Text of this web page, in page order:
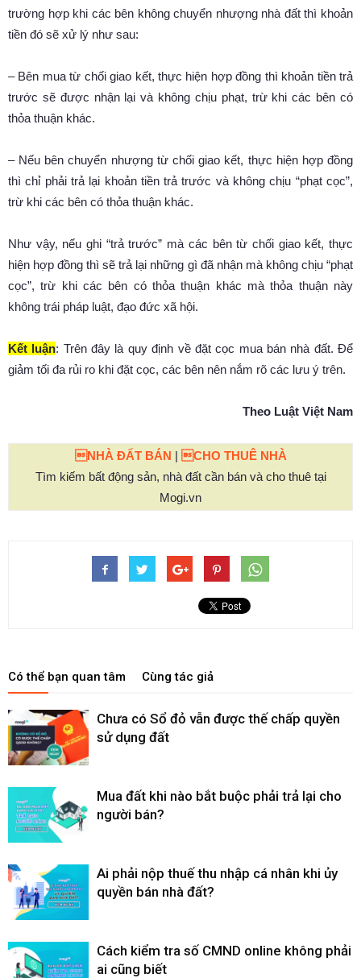
trường hợp khi các bên không chuyển nhượng nhà đất thì khoản
tiền đó sẽ xử lý như sau:
– Bên mua từ chối giao kết, thực hiện hợp đồng thì khoản tiền trả
trước sẽ được nhận lại và không chịu phạt, trừ khi các bên có
thỏa thuận khác.
– Nếu bên chuyển nhượng từ chối giao kết, thực hiện hợp đồng
thì chỉ phải trả lại khoản tiền trả trước và không chịu “phạt cọc”,
trừ khi các bên có thỏa thuận khác.
Như vậy, nếu ghi “trả trước” mà các bên từ chối giao kết, thực
hiện hợp đồng thì sẽ trả lại những gì đã nhận mà không chịu “phạt
cọc”, trừ khi các bên có thỏa thuận khác mà thỏa thuận này
không trái pháp luật, đạo đức xã hội.
Kết luận: Trên đây là quy định về đặt cọc mua bán nhà đất. Để
giảm tối đa rủi ro khi đặt cọc, các bên nên nắm rõ các lưu ý trên.
Theo Luật Việt Nam
NHÀ ĐẤT BÁN | CHO THUÊ NHÀ
Tìm kiếm bất động sản, nhà đất cần bán và cho thuê tại
Mogi.vn
Có thể bạn quan tâm Cùng tác giả
Chưa có Sổ đỏ vẫn được thế chấp quyền
sử dụng đất
Mua đất khi nào bắt buộc phải trả lại cho
người bán?
Ai phải nộp thuế thu nhập cá nhân khi ủy
quyền bán nhà đất?
Cách kiểm tra số CMND online không phải
ai cũng biết